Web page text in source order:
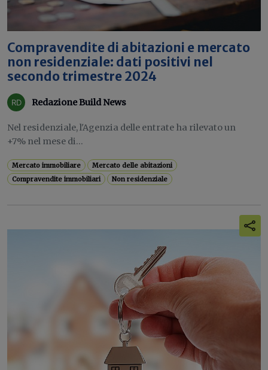
Compravendite di abitazioni e mercato
non residenziale: dati positivi nel
secondo trimestre 2024
Redazione Build News
Nel residenziale, l'Agenzia delle entrate ha rilevato un
+7% nel mese di...
Mercato immobiliare
Mercato delle abitazioni
Compravendite immobiliari
Non residenziale